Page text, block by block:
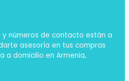
y números de contacto están a
asesoría en tus compras
a domicilio en Armenia,